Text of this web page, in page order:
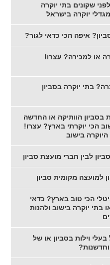
שקונים בתי יוקרה
יוקרה בישראל
איפה הכי כדאי לגור?
או למכירה? עצרו!
בתי יוקרה בסביון
בסביון הוותיקה או החדשה
הכי יוקרתי בארץ? עצרו!
בישוב
לבין חברי מועצת סביון
למועצה מקומית סביון
הכי טוב בארץ? כדאי
בתי יוקרה בישוב ולהנות
וילות בסביון או של